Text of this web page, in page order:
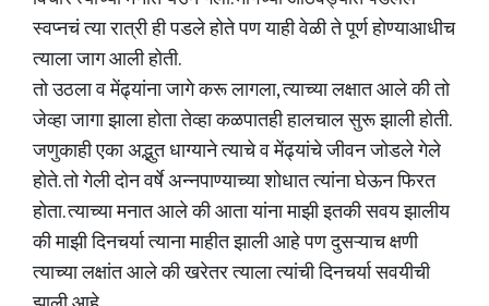
स्वप्नचं त्या रात्री ही पडले होते पण याही वेळी ते पूर्ण होण्याआधीच
त्याला जाग आली होती.
तो उठला व मेंढ्यांना जागे करू लागला, त्याच्या लक्षात आले की तो
जेव्हा जागा झाला होता तेव्हा कळपातही हालचाल सुरू झाली होती.
जणुकाही एका अद्भुत धाग्याने त्याचे व मेंढ्यांचे जीवन जोडले गेले
होते. तो गेली दोन वर्षे अन्नपाण्याच्या शोधात त्यांना घेऊन फिरत
होता. त्याच्या मनात आले की आता यांना माझी इतकी सवय झालीय
की माझी दिनचर्या त्याना माहीत झाली आहे पण दुसऱ्याच क्षणी
त्याच्या लक्षांत आले की खरेतर त्याला त्यांची दिनचर्या सवयीची